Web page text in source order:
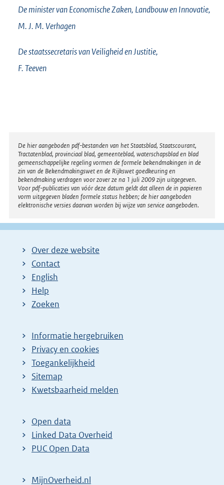
De minister van Economische Zaken, Landbouw en Innovatie,
M. J. M.Verhagen
De staatssecretaris van Veiligheid en Justitie,
F.Teeven
Disclaimer
De hier aangeboden pdf-bestanden van het Staatsblad, Staatscourant,
Tractatenblad, provinciaal blad, gemeenteblad, waterschapsblad en blad
gemeenschappelijke regeling vormen de formele bekendmakingen in de
zin van de Bekendmakingswet en de Rijkswet goedkeuring en
bekendmaking verdragen voor zover ze na 1 juli 2009 zijn uitgegeven.
Voor pdf-publicaties van vóór deze datum geldt dat alleen de in papieren
vorm uitgegeven bladen formele status hebben; de hier aangeboden
elektronische versies daarvan worden bij wijze van service aangeboden.
Over deze website
Contact
English
Help
Zoeken
Informatie hergebruiken
Privacy en cookies
Toegankelijkheid
Sitemap
Kwetsbaarheid melden
Open data
Linked Data Overheid
PUC Open Data
MijnOverheid.nl